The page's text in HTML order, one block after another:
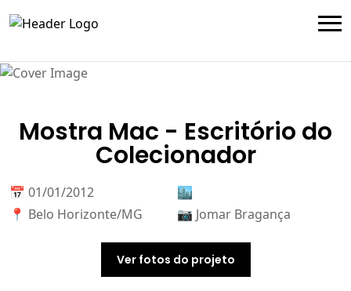
Mostra Mac - Escritório do
Colecionador
📅 01/01/2012
🏙️
📍 Belo Horizonte/MG
📷 Jomar Bragança
Ver fotos do projeto